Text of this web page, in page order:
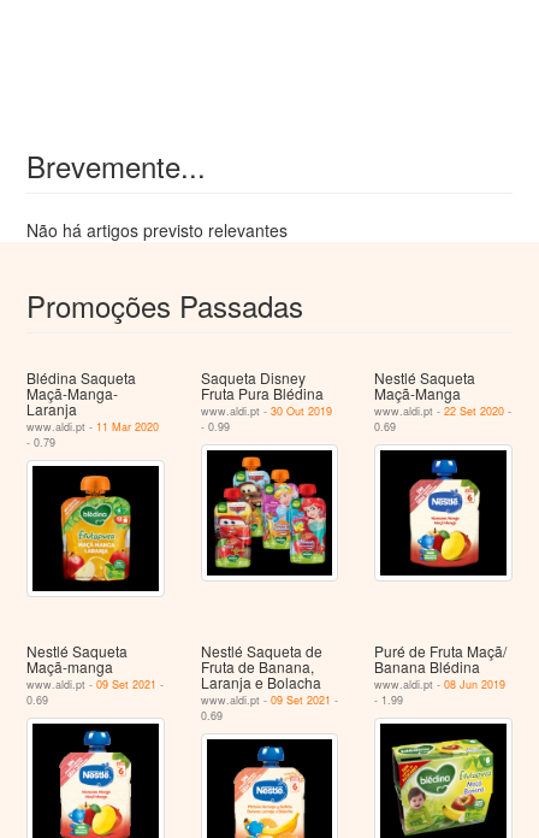
Brevemente...
Não há artigos previsto relevantes
Promoções Passadas
Blédina Saqueta
Maçã-Manga-
Laranja
www.aldi.pt - 11 Mar 2020
- 0.79
Saqueta Disney
Fruta Pura Blédina
www.aldi.pt - 30 Out 2019
- 0.99
Nestlé Saqueta
Maçã-Manga
www.aldi.pt -22 Set 2020 -
0.69
Nestlé Saqueta
Maçã-manga
www.aldi.pt -09 Set 2021 -
0.69
Nestlé Saqueta de
Fruta de Banana,
Laranja e Bolacha
www.aldi.pt - 09 Set 2021 -
0.69
Puré de Fruta Maçã/
Banana Blédina
www.aldi.pt -08 Jun 2019
- 1.99